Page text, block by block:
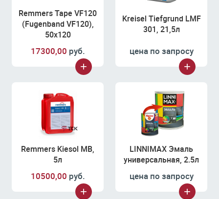
Remmers Tape VF120
(Fugenband VF120),
50х120
17300,00 руб.
Kreisel Tiefgrund LMF
301, 21,5л
цена по запросу
Remmers Kiesol MB,
5л
10500,00 руб.
LINNIMAX Эмаль
универсальная, 2.5л
цена по запросу